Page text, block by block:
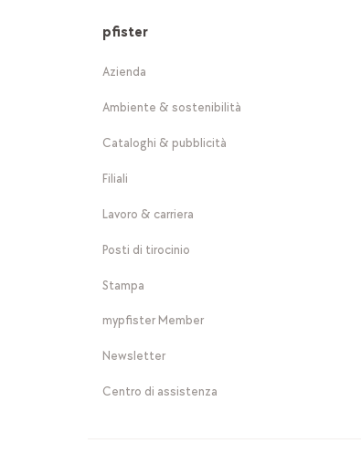
pfister
Azienda
Ambiente & sostenibilità
Cataloghi & pubblicità
Filiali
Lavoro & carriera
Posti di tirocinio
Stampa
mypfister Member
Newsletter
Centro di assistenza